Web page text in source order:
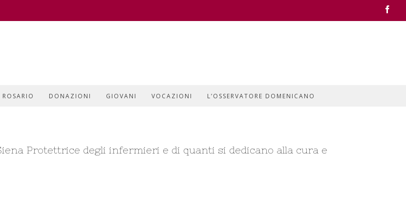
DONAZIONI GIOVANI VOCAZIONI L’OSSERVATORE DOMENICANO
Protettrice degli infermieri e di quanti si dedicano alla cura e